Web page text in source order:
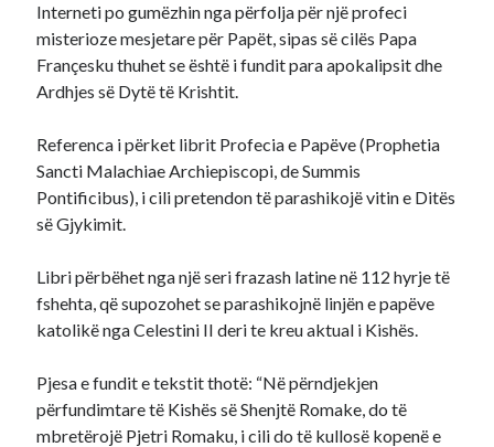
Interneti po gumëzhin nga përfolja për një profeci
misterioze mesjetare për Papët, sipas së cilës Papa
Françesku thuhet se është i fundit para apokalipsit dhe
Ardhjes së Dytë të Krishtit.
Referenca i përket librit Profecia e Papëve (Prophetia
Sancti Malachiae Archiepiscopi, de Summis
Pontificibus), i cili pretendon të parashikojë vitin e Ditës
së Gjykimit.
Libri përbëhet nga një seri frazash latine në 112 hyrje të
fshehta, që supozohet se parashikojnë linjën e papëve
katolikë nga Celestini II deri te kreu aktual i Kishës.
Pjesa e fundit e tekstit thotë: “Në përndjekjen
përfundimtare të Kishës së Shenjtë Romake, do të
mbretërojë Pjetri Romaku, i cili do të kullosë kopenë e